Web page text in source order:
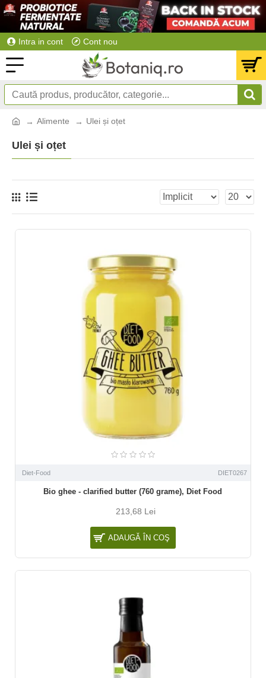
Intra in cont Cont nou
Alimente Ulei și oțet
Ulei și oțet
Diet-Food DIET0267
Bio ghee - clarified butter (760 grame), Diet Food
213,68 Lei
ADAUGĂ ÎN COŞ